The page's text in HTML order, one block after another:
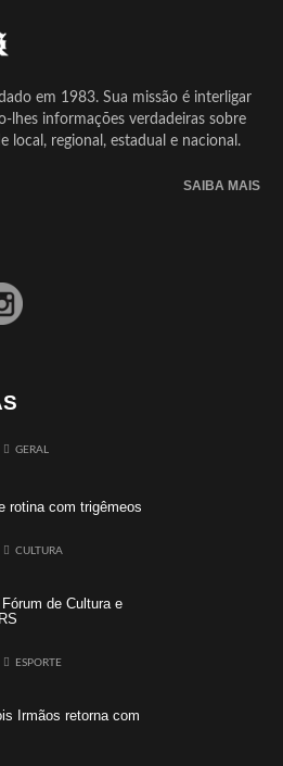
em 1983. Sua missão é interligar
lhes informações verdadeiras sobre
local, regional, estadual e nacional.
SAIBA MAIS
GERAL
rotina com trigêmeos
CULTURA
de Cultura e
ESPORTE
Irmãos retorna com